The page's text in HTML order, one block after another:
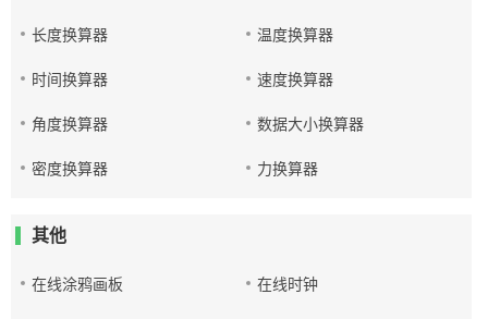
长度换算器 温度换算器
时间换算器 速度换算器
角度换算器 数据大小换算器
密度换算器 力换算器
其他
在线涂鸦画板 在线时钟